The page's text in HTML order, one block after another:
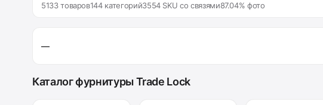
5133 товаров144 категорий3554 SKU со связями87.04% фото
—
Каталог фурнитуры Trade Lock